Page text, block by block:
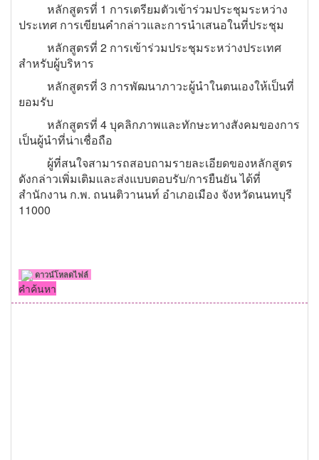
หลักสูตรที่ 1 การเตรียมตัวเข้าร่วมประชุมระหว่าง
ประเทศ การเขียนคำกล่าวและการนำเสนอในที่ประชุม
หลักสูตรที่ 2 การเข้าร่วมประชุมระหว่างประเทศ
สำหรับผู้บริหาร
หลักสูตรที่ 3 การพัฒนาภาวะผู้นำในตนเองให้เป็นที่
ยอมรับ
หลักสูตรที่ 4 บุคลิกภาพและทักษะทางสังคมของการ
เป็นผู้นำที่น่าเชื่อถือ
ผู้ที่สนใจสามารถสอบถามรายละเอียดของหลักสูตร
ดังกล่าวเพิ่มเติมและส่งแบบตอบรับ/การยืนยัน ได้ที่
สำนักงาน ก.พ. ถนนติวานนท์ อำเภอเมือง จังหวัดนนทบุรี
11000
ดาวน์โหลดไฟล์
คำค้นหา